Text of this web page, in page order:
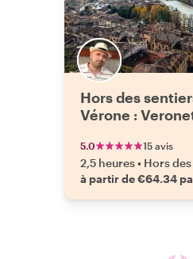
Hors des
Vérone :
5.0 15 avis
2,5 heures• Hors
à partir de €64.34